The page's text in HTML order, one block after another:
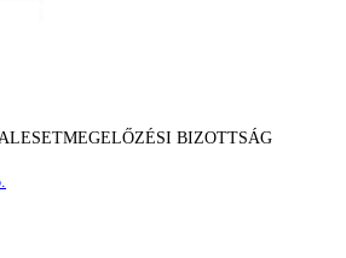
BIZOTTSÁG